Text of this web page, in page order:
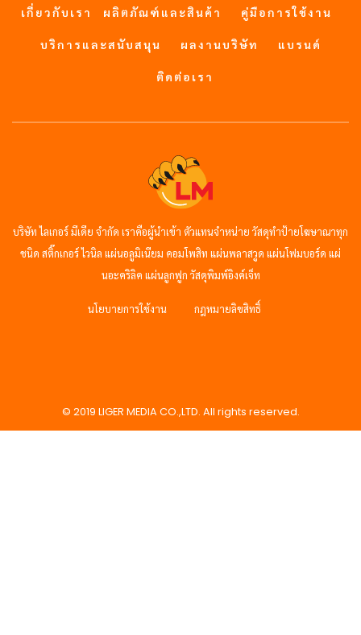
เกี่ยวกับเรา ผลิตภัณฑ์และสินค้า
คู่มือการใช้งาน
บริการและสนับสนุน
ผลงานบริษัท
แบรนด์
ติดต่อเรา
บริษัท ไลเกอร์ มีเดีย จำกัด เราคือผู้นำเข้า ตัวแทนจำหน่าย วัสดุทำป้ายโฆษาณาทุก
ชนิด สติ๊กเกอร์ ไวนิล แผ่นอลูมิเนียม คอมโพสิท แผ่นพลาสวูด แผ่นโฟมบอร์ด แผ่
นอะคริลิค แผ่นลูกฟูก วัสดุพิมพ์อิงค์เจ็ท
นโยบายการใช้งาน กฎหมายลิขสิทธิ์
© 2019 LIGER MEDIA CO.,LTD. All rights reserved.